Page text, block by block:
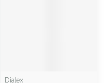
Dialex